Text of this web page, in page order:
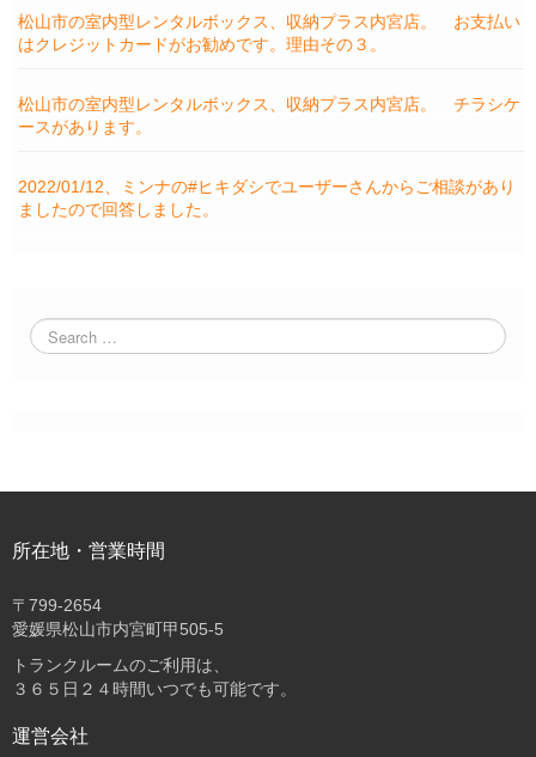
松山市の室内型レンタルボックス、収納プラス内宮店。 お支払い
はクレジットカードがお勧めです。理由その３。
松山市の室内型レンタルボックス、収納プラス内宮店。 チラシケ
ースがあります。
2022/01/12、ミンナの#ヒキダシでユーザーさんからご相談があり
ましたので回答しました。
所在地・営業時間
〒 799-2654
愛媛県松山市内宮町甲505-5
トランクルームのご利用は、
３６５日２４時間いつでも可能です。
運営会社